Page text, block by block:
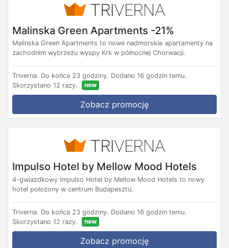
Malinska Green Apartments -21%
Malinska Green Apartments to nowe nadmorskie apartamenty na
zachodnim wybrzeżu wyspy Krk w północnej Chorwacji.
Triverna. Do końca 23 godziny. Dodano 16 godzin temu.
Skorzystano 12 razy.
new
Zobacz promocję
Impulso Hotel by Mellow Mood Hotels
4-gwiazdkowy Impulso Hotel by Mellow Mood Hotels to nowy
hotel położony w centrum Budapesztu.
Triverna. Do końca 23 godziny. Dodano 16 godzin temu.
Skorzystano 12 razy.
new
Zobacz promocję